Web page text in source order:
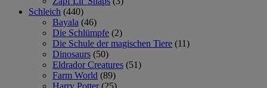
Schleich (440)
Bayala (46)
Die Schlümpfe (2)
Die Schule der magischen Tiere (11)
Dinosaurs (50)
Eldrador Creatures (51)
Farm World (89)
Harry Potter (25)